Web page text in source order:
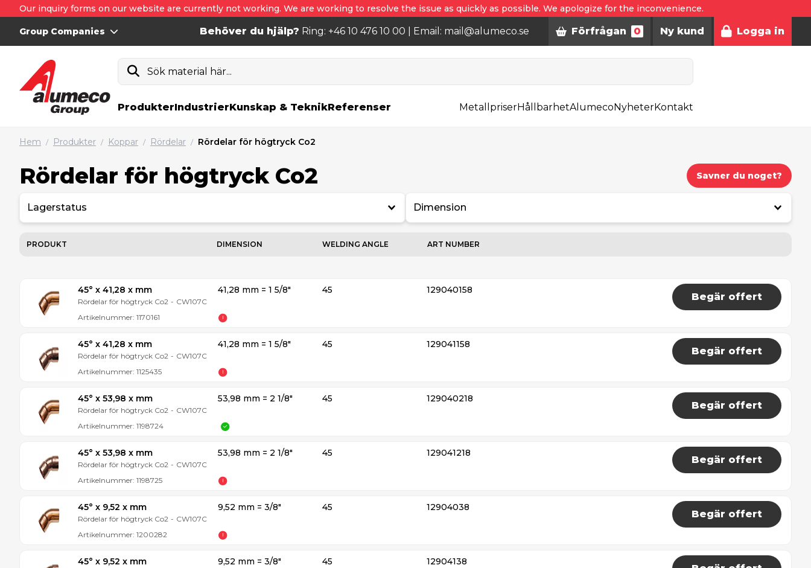
Our inquiry forms on our website are currently not working. We are working to resolve the issue as quickly as possible. We apologize for the inconvenience.
Group Companies Behöver du hjälp? Ring: +46 10 476 10 00 | Email: mail@alumeco.se Förfrågan 0 Ny kund Logga in
Sök material här...
ProdukterIndustrierKunskap & TeknikReferenser MetallpriserHållbarhetAlumecoNyheterKontakt
Hem / Produkter / Koppar / Rördelar / Rördelar för högtryck Co2
Rördelar för högtryck Co2 Savner du noget?
Lagerstatus Dimension
PRODUKT DIMENSION WELDING ANGLE ART NUMBER
45° x 41,28 x mm
Rördelar för högtryck Co2 - CW107C
Artikelnummer: 1170161
41,28 mm = 1 5/8″ 45 129040158
Begär offert
45° x 41,28 x mm
Rördelar för högtryck Co2 - CW107C
Artikelnummer: 1125435
41,28 mm = 1 5/8″ 45 129041158
Begär offert
45° x 53,98 x mm
Rördelar för högtryck Co2 - CW107C
Artikelnummer: 1198724
53,98 mm = 2 1/8″ 45 129040218
Begär offert
45° x 53,98 x mm
Rördelar för högtryck Co2 - CW107C
Artikelnummer: 1198725
53,98 mm = 2 1/8″ 45 129041218
Begär offert
45° x 9,52 x mm
Rördelar för högtryck Co2 - CW107C
Artikelnummer: 1200282
9,52 mm = 3/8″ 45 12904038
Begär offert
45° x 9,52 x mm 9,52 mm = 3/8″ 45 12904138